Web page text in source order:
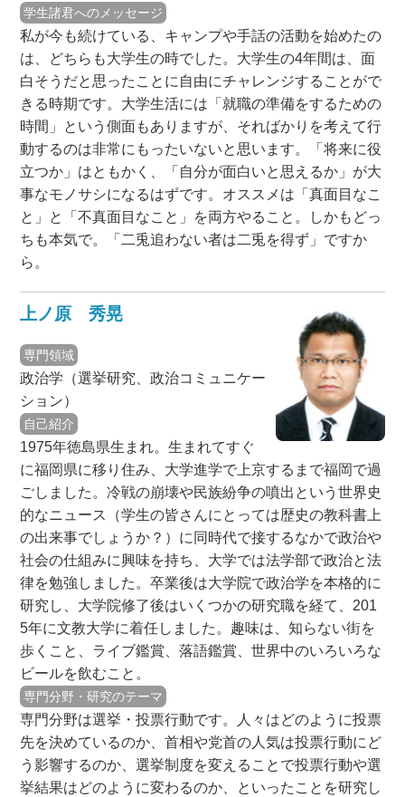
学生諸君へのメッセージ
私が今も続けている、キャンプや手話の活動を始めたの
は、どちらも大学生の時でした。大学生の4年間は、面
白そうだと思ったことに自由にチャレンジすることがで
きる時期です。大学生活には「就職の準備をするための
時間」という側面もありますが、そればかりを考えて行
動するのは非常にもったいないと思います。「将来に役
立つか」はともかく、「自分が面白いと思えるか」が大
事なモノサシになるはずです。オススメは「真面目なこ
と」と「不真面目なこと」を両方やること。しかもどっ
ちも本気で。「二兎追わない者は二兎を得ず」ですか
ら。
上ノ原 秀晃
専門領域
政治学（選挙研究、政治コミュニケー
ション）
自己紹介
1975年徳島県生まれ。生まれてすぐ
に福岡県に移り住み、大学進学で上京するまで福岡で過
ごしました。冷戦の崩壊や民族紛争の噴出という世界史
的なニュース（学生の皆さんにとっては歴史の教科書上
の出来事でしょうか？）に同時代で接するなかで政治や
社会の仕組みに興味を持ち、大学では法学部で政治と法
律を勉強しました。卒業後は大学院で政治学を本格的に
研究し、大学院修了後はいくつかの研究職を経て、201
5年に文教大学に着任しました。趣味は、知らない街を
歩くこと、ライブ鑑賞、落語鑑賞、世界中のいろいろな
ビールを飲むこと。
専門分野・研究のテーマ
専門分野は選挙・投票行動です。人々はどのように投票
先を決めているのか、首相や党首の人気は投票行動にど
う影響するのか、選挙制度を変えることで投票行動や選
挙結果はどのように変わるのか、といったことを研究し